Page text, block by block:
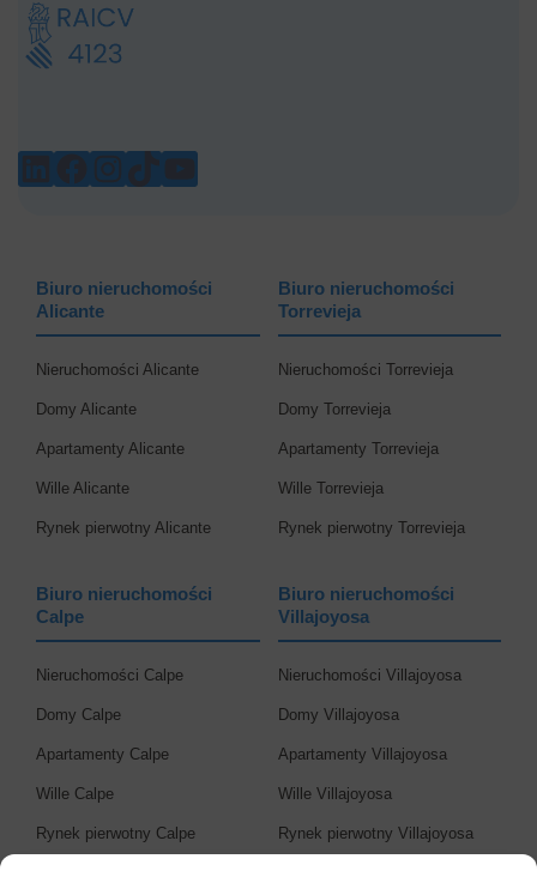
LINKEDIN FACEBOOK INSTAGRAM TIKTOK YOUTUBE
Biuro nieruchomości
Alicante
Nieruchomości Alicante
Domy Alicante
Apartamenty Alicante
Wille Alicante
Rynek pierwotny Alicante
Biuro nieruchomości
Torrevieja
Nieruchomości Torrevieja
Domy Torrevieja
Apartamenty Torrevieja
Wille Torrevieja
Rynek pierwotny Torrevieja
Biuro nieruchomości
Calpe
Nieruchomości Calpe
Domy Calpe
Apartamenty Calpe
Wille Calpe
Rynek pierwotny Calpe
Biuro nieruchomości
Villajoyosa
Nieruchomości Villajoyosa
Domy Villajoyosa
Apartamenty Villajoyosa
Wille Villajoyosa
Rynek pierwotny Villajoyosa